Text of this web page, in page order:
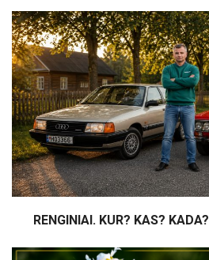
RENGINIAI. KUR? KAS? KADA?